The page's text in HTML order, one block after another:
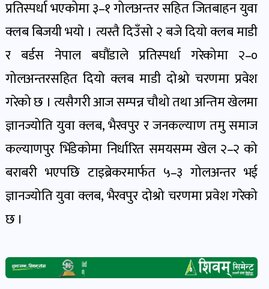
खेल
र
पोष्ट
अपराध
खबर
स्वास्थ्य
खबर
पोष्ट
प्रवास
खबर
प्रतिस्पर्धा भएकोमा ३–१ गोलअन्तर सहित जितबाहन युवा
क्लब बिजयी भयाे । त्यस्तै दिउँसो २ बजे दियो क्लब माडी
र बर्डस नेपाल बघौंडाले प्रतिस्पर्धा गरेकोमा २–०
गोलअन्तरसहित दियो क्लब माडी दोश्रो चरणमा प्रवेश
गरेको छ । त्यसैगरी आज सम्पन्न चौथो तथा अन्तिम खेलमा
ज्ञानज्योति युवा क्लब, भैरवपुर र जनकल्याण तमु समाज
कल्याणपुर भिँडेकोमा निर्धारित समयसम्म खेल २–२ को
बराबरी भएपछि टाइब्रेकरमार्फत ५–३ गोलअन्तर भई
ज्ञानज्योति युवा क्लब, भैरवपुर दोश्रो चरणमा प्रवेश गरेको
छ ।